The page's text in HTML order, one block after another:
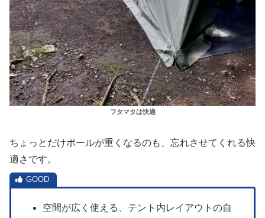
フタマタは快適
ちょっとだけポールが重くなるのも、忘れさせてくれる快
適さです。
空間が広く使える、テント内レイアウトの自